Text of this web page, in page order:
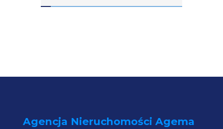
Agencja Nieruchomości Agema